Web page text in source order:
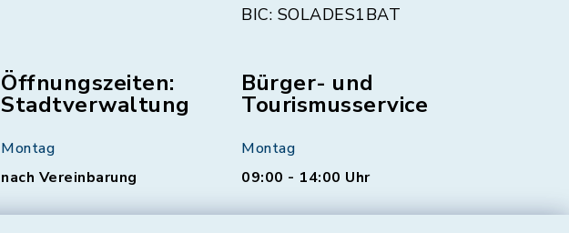
BIC: SOLADES1BAT
Öffnungszeiten:
Stadtverwaltung
Montag
nach Vereinbarung
Dienstag
Bürger- und
Tourismusservice
Montag
09:00 - 14:00 Uhr
Dienstag